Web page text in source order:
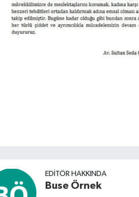
EDITÖR HAKKINDA
Buse Örnek